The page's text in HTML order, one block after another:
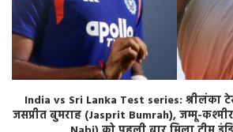
India vs Sri Lanka Test series: श्रीलंका
जसप्रीत बुमराह (Jasprit Bumrah), जम्मू-